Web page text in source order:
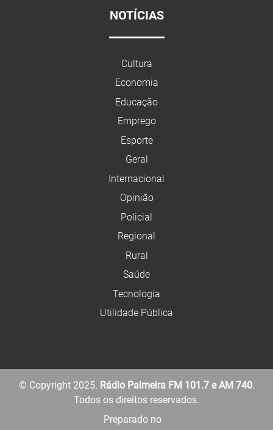
NOTÍCIAS
Cultura
Economia
Educação
Emprego
Esporte
Geral
Internacional
Opinião
Policial
Regional
Rural
Saúde
Tecnologia
Utilidade Pública
© Copyright 2025. Rádio Palmeira FM 101.7 e AM 740.
Todos os direitos reservados.
Preparado no